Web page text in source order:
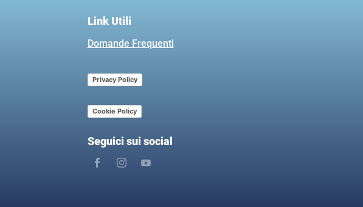
Link Utili
Domande Frequenti
Privacy Policy
Cookie Policy
Seguici sui social